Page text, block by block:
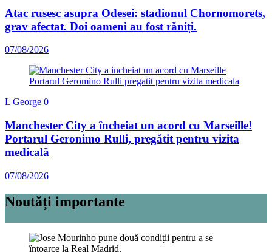
Atac rusesc asupra Odesei: stadionul Chornomorets,
grav afectat. Doi oameni au fost răniți.
07/08/2026
L George 0
Manchester City a încheiat un acord cu Marseille!
Portarul Geronimo Rulli, pregătit pentru vizita
medicală
07/08/2026
Noutăți importante